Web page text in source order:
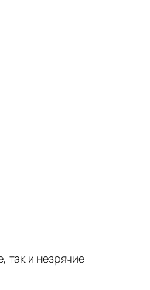
так и незрячие